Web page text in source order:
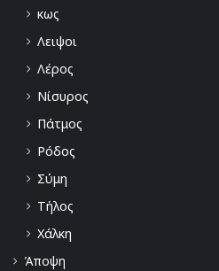
κως
Λειψοι
Λέρος
Νίσυρος
Πάτμος
Ρόδος
Σύμη
Τήλος
Χάλκη
Άποψη